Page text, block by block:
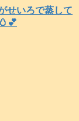
せいろで蒸して